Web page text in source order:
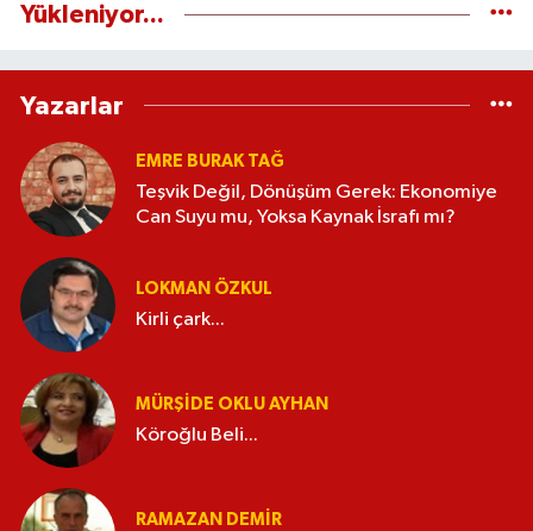
Yükleniyor...
Yazarlar
EMRE BURAK TAĞ
Teşvik Değil, Dönüşüm Gerek: Ekonomiye
Can Suyu mu, Yoksa Kaynak İsrafı mı?
LOKMAN ÖZKUL
Kirli çark...
MÜRŞIDE OKLU AYHAN
Köroğlu Beli...
RAMAZAN DEMİR